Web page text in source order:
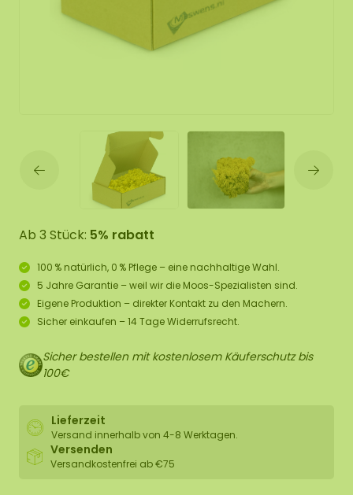
Ab 3 Stück: 5% rabatt
100 % natürlich, 0 % Pflege – eine nachhaltige Wahl.
5 Jahre Garantie – weil wir die Moos-Spezialisten sind.
Eigene Produktion – direkter Kontakt zu den Machern.
Sicher einkaufen – 14 Tage Widerrufsrecht.
Sicher bestellen mit kostenlosem Käuferschutz bis
100€
Lieferzeit
Versand innerhalb von 4-8 Werktagen.
Versenden
Versandkostenfrei ab €75